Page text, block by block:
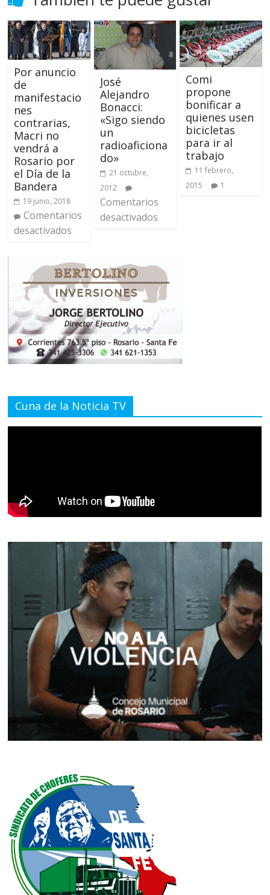
Por anuncio
de
manifestacio
nes
contrarias,
Macri no
vendrá a
Rosario por
el Día de la
Bandera
19 junio, 2018
Comentarios
desactivados
José
Alejandro
Bonacci:
«Sigo siendo
un
radioaficiona
do»
21 octubre,
2012
Comentarios
desactivados
Comi
propone
bonificar a
quienes usen
bicicletas
para ir al
trabajo
11 febrero,
2015
1
Cuna de la Noticia TV